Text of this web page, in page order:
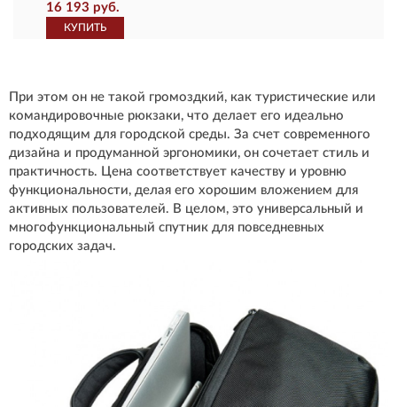
16 193 руб.
КУПИТЬ
При этом он не такой громоздкий, как туристические или
командировочные рюкзаки, что делает его идеально
подходящим для городской среды. За счет современного
дизайна и продуманной эргономики, он сочетает стиль и
практичность. Цена соответствует качеству и уровню
функциональности, делая его хорошим вложением для
активных пользователей. В целом, это универсальный и
многофункциональный спутник для повседневных
городских задач.